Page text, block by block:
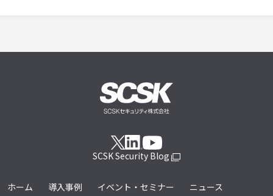
SCSK Security Blog
ホーム 導入事例 イベント・セミナー
ニュース